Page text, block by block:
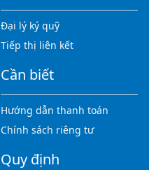
Đại lý ký quỹ
Tiếp thị liên kết
Cần biết
Hướng dẫn thanh toán
Chính sách riêng tư
Quy định